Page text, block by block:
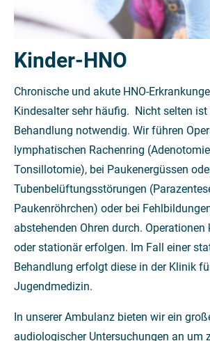
Kinder-HNO
Chronische und akute HNO-
Kindesalter sehr häufig. Nicht selten ist
Behandlung notwendig. Wir führen
lymphatischen Rachenring
Tonsillotomie), bei Paukenergüssen
Tubenbelüftungsstörungen
Paukenröhrchen) oder bei
abstehenden Ohren durch.
oder stationär erfolgen. Im Fall einer
Behandlung erfolgt diese in der Klinik
Jugendmedizin.
In unserer Ambulanz bieten wir ein
audiologischer Untersuchungen an um